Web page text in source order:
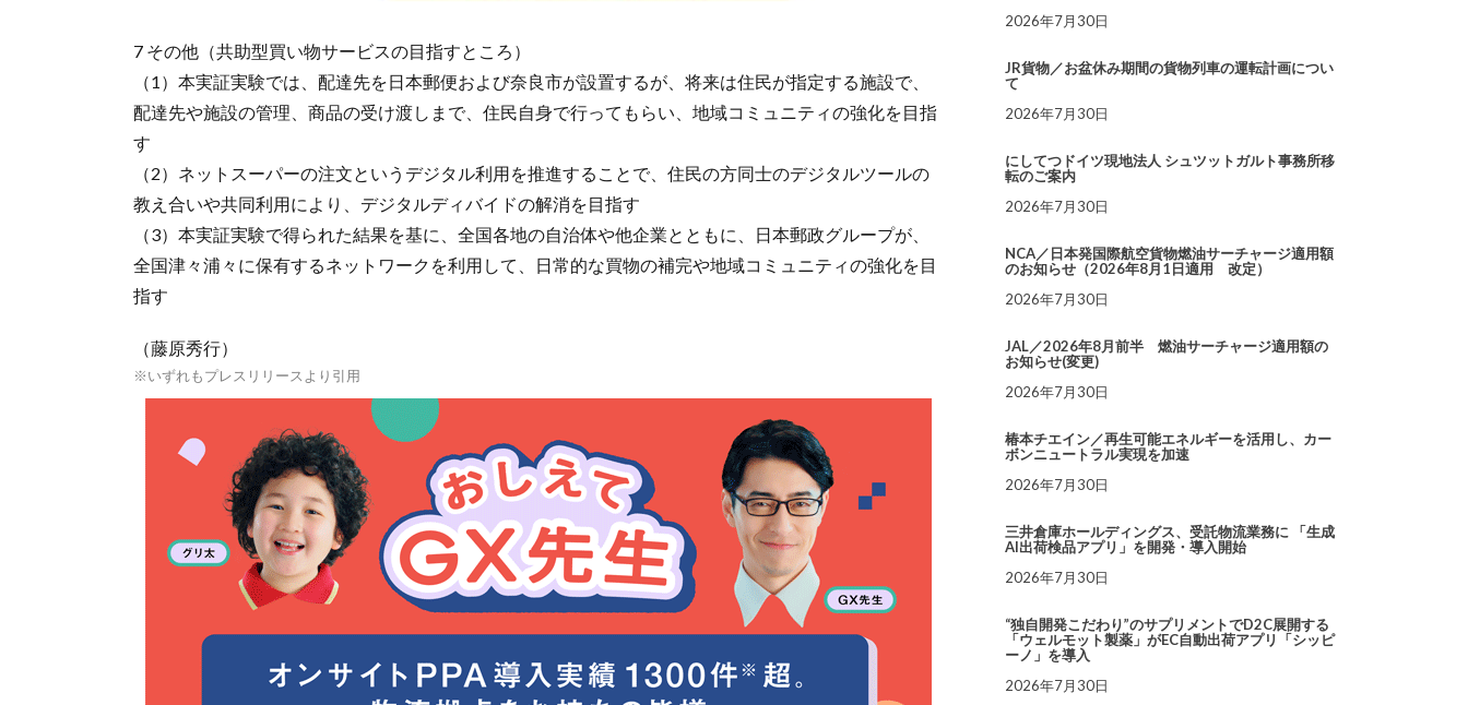
7 その他（共助型買い物サービスの目指すところ）
（1）本実証実験では、配達先を日本郵便および奈良市が設置するが、将来は住民が指定する施設で、
配達先や施設の管理、商品の受け渡しまで、住民自身で行ってもらい、地域コミュニティの強化を目指
す
（2）ネットスーパーの注文というデジタル利用を推進することで、住民の方同士のデジタルツールの
教え合いや共同利用により、デジタルディバイドの解消を目指す
（3）本実証実験で得られた結果を基に、全国各地の自治体や他企業とともに、日本郵政グループが、
全国津々浦々に保有するネットワークを利用して、日常的な買物の補完や地域コミュニティの強化を目
指す
（藤原秀行）
※いずれもプレスリリースより引用
2026年7月30日
JR貨物／お盆休み期間の貨物列車の運転計画につい
て
2026年7月30日
にしてつドイツ現地法人 シュツットガルト事務所移
転のご案内
2026年7月30日
NCA／日本発国際航空貨物燃油サーチャージ適用額
のお知らせ（2026年8月1日適用 改定）
2026年7月30日
JAL／2026年8月前半 燃油サーチャージ適用額の
お知らせ(変更)
2026年7月30日
椿本チエイン／再生可能エネルギーを活用し、カー
ボンニュートラル実現を加速
2026年7月30日
三井倉庫ホールディングス、受託物流業務に 「生成
AI出荷検品アプリ」を開発・導入開始
2026年7月30日
“独自開発こだわり”のサプリメントでD2C展開する
「ウェルモット製薬」がEC自動出荷アプリ「シッピ
ーノ」を導入
2026年7月30日